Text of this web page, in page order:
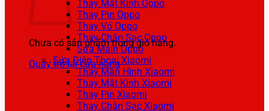
Chưa có sản phẩm trong giỏ hàng.
Quay trở lại cửa hàng
Thay Mặt Kính Oppo
Thay Pin Oppo
Thay Vỏ Oppo
Thay Chân Sạc Oppo
Sửa Main Oppo
Sửa Điện Thoại Xiaomi
Thay Màn Hình Xiaomi
Thay Mặt Kính Xiaomi
Thay Pin Xiaomi
Thay Chân Sạc Xiaomi